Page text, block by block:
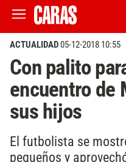
ACTUALIDAD05-12-2018 10:55
Con palito
encuentro de
sus hijos
El futbolista se
pequeños y